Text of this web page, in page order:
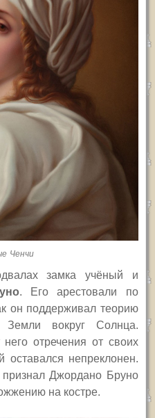
Ченчи
замка учёный и
. Его арестовали по
он поддерживал теорию
вокруг Солнца.
отречения от своих
оставался непреклонен.
Джордано Бруно
на костре.